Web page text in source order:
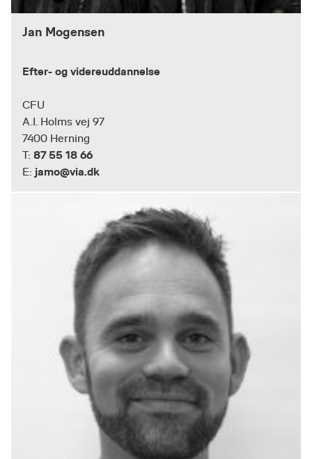
Jan Mogensen
Efter- og videreuddannelse
CFU
A.I. Holms vej 97
7400 Herning
T: 87 55 18 66
E: jamo@via.dk